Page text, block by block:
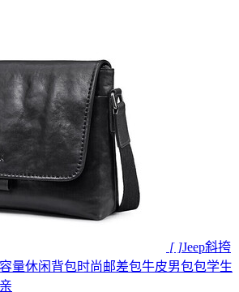
[ ]Jeep斜挎
量休闲背包时尚邮差包牛皮男包包学生